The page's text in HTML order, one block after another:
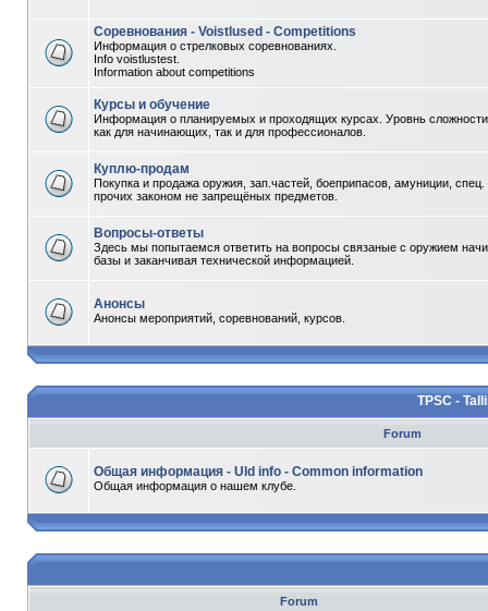
Соревнования - Voistlused - Competitions
Информация о стрелковых соревнованиях.
Info voistlustest.
Information about competitions
Курсы и обучение
Информация о планируемых и проходящих курсах. Уровнь
как для начинающих, так и для профессионалов.
Куплю-продам
Покупка и продажа оружия, зап.частей, боеприпасов, амуниции, спец.
прочих законом не запрещёных предметов.
Вопросы-ответы
Здесь мы попытаемся ответить на вопросы связаные с оружием
базы и заканчивая технической информацией.
Анонсы
Анонсы мероприятий, соревнований, курсов.
TPSC -
Forum
Общая информация - Uld info - Common information
Общая информация о нашем клубе.
Forum